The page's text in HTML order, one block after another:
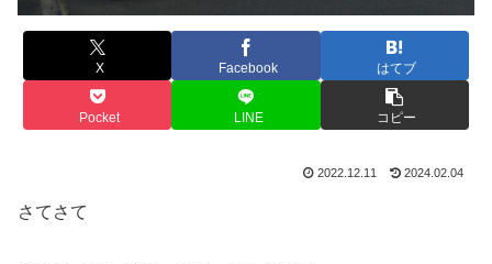
X Facebook はてブ
Pocket LINE コピー
2022.12.11 2024.02.04
さてさて